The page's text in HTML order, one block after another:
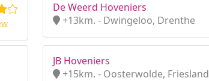
De Weerd Hoveniers
+13km. - Dwingeloo, Drenthe
JB Hoveniers
+15km. - Oosterwolde, Friesland